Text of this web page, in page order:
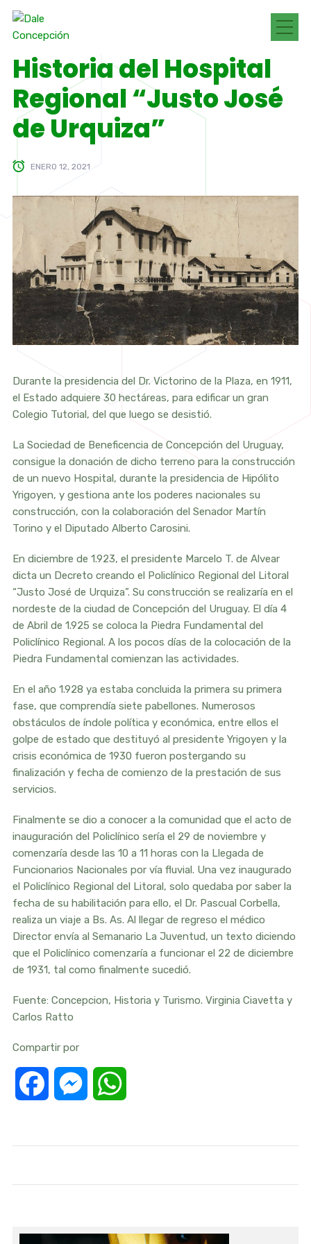
Historia del Hospital
Regional “Justo José
de Urquiza”
ENERO 12, 2021
Durante la presidencia del Dr. Victorino de la Plaza, en 1911,
el Estado adquiere 30 hectáreas, para edificar un gran
Colegio Tutorial, del que luego se desistió.
La Sociedad de Beneficencia de Concepción del Uruguay,
consigue la donación de dicho terreno para la construcción
de un nuevo Hospital, durante la presidencia de Hipólito
Yrigoyen, y gestiona ante los poderes nacionales su
construcción, con la colaboración del Senador Martín
Torino y el Diputado Alberto Carosini.
En diciembre de 1.923, el presidente Marcelo T. de Alvear
dicta un Decreto creando el Policlínico Regional del Litoral
“Justo José de Urquiza”. Su construcción se realizaría en el
nordeste de la ciudad de Concepción del Uruguay. El día 4
de Abril de 1.925 se coloca la Piedra Fundamental del
Policlínico Regional. A los pocos días de la colocación de la
Piedra Fundamental comienzan las actividades.
En el año 1.928 ya estaba concluida la primera su primera
fase, que comprendía siete pabellones. Numerosos
obstáculos de índole política y económica, entre ellos el
golpe de estado que destituyó al presidente Yrigoyen y la
crisis económica de 1930 fueron postergando su
finalización y fecha de comienzo de la prestación de sus
servicios.
Finalmente se dio a conocer a la comunidad que el acto de
inauguración del Policlínico sería el 29 de noviembre y
comenzaría desde las 10 a 11 horas con la Llegada de
Funcionarios Nacionales por vía fluvial. Una vez inaugurado
el Policlínico Regional del Litoral, solo quedaba por saber la
fecha de su habilitación para ello, el Dr. Pascual Corbella,
realiza un viaje a Bs. As. Al llegar de regreso el médico
Director envía al Semanario La Juventud, un texto diciendo
que el Policlínico comenzaría a funcionar el 22 de diciembre
de 1931, tal como finalmente sucedió.
Fuente: Concepcion, Historia y Turismo. Virginia Ciavetta y
Carlos Ratto
Compartir por
Facebook Messenger